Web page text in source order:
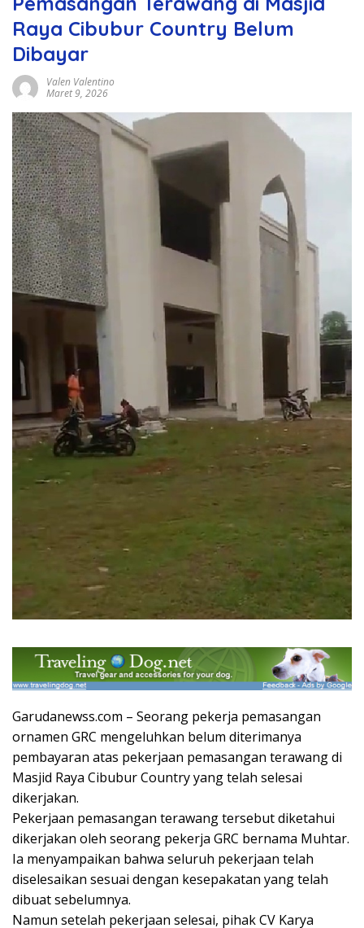
Raya Cibubur Country Belum
Dibayar
Valen Valentino
Maret 9, 2026
Garudanewss.com – Seorang pekerja pemasangan
ornamen GRC mengeluhkan belum diterimanya
pembayaran atas pekerjaan pemasangan terawang di
Masjid Raya Cibubur Country yang telah selesai
dikerjakan.
Pekerjaan pemasangan terawang tersebut diketahui
dikerjakan oleh seorang pekerja GRC bernama Muhtar.
Ia menyampaikan bahwa seluruh pekerjaan telah
diselesaikan sesuai dengan kesepakatan yang telah
dibuat sebelumnya.
Namun setelah pekerjaan selesai, pihak CV Karya